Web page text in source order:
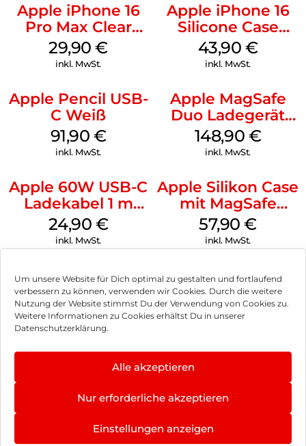
Um unsere Website für Dich optimal zu gestalten und fortlaufend
verbessern zu können, verwenden wir Cookies. Durch die weitere
Nutzung der Website stimmst Du der Verwendung von Cookies zu.
Weitere Informationen zu Cookies erhältst Du in unserer
Datenschutzerklärung.
Alle akzeptieren
Nur erforderliche akzeptieren
Einstellungen anzeigen
Apple iPhone 16
Pro Max Clear
Case MagSafe
Transparent
29,90€
inkl. MwSt.
Apple iPhone 16
Silicone Case
MagSafe Plum
43,90 €
inkl. MwSt.
Apple Pencil USB-
C Weiß
91,90 €
inkl. MwSt.
Apple MagSafe
Duo Ladegerät
Weiß
148,90 €
inkl. MwSt.
Apple 60W USB-C
Ladekabel 1 m
Weiß
24,90 €
inkl. MwSt.
Apple Silikon Case
mit MagSafe
iPhone 14 Pro
(PRODUCT)RED
57,90€
inkl. MwSt.
Impressum
Hinweis zur Batterieentsorgung
Newsletter
Können wir Dir behilflich sein?